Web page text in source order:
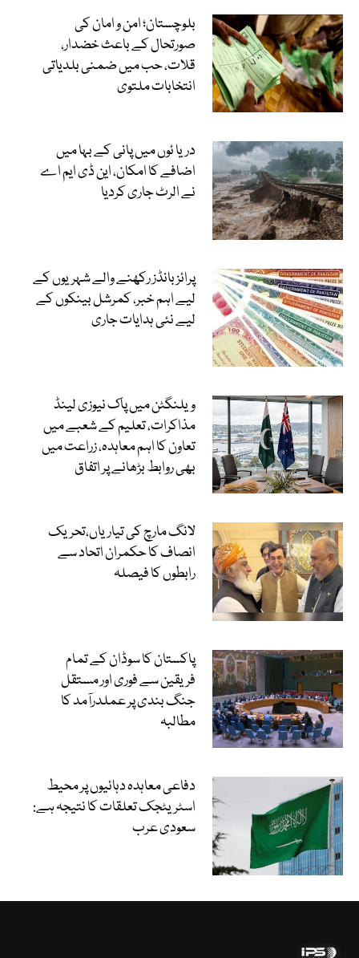
بلوچستان؛ امن و امان کی
صورتحال کے باعث خضدار،
قلات، حب میں ضمنی بلدیاتی
انتخابات ملتوی
دریا ئوں میں پانی کے بہا میں
اضافے کا امکان، این ڈی ایم اے
نے الرٹ جاری کردیا
پرائز بانڈز رکھنے والے شہریوں کے
لیے اہم خبر، کمرشل بینکوں کے
لیے نئی ہدایات جاری
ویلنگٹن میں پاک نیوزی لینڈ
مذاکرات، تعلیم کے شعبے میں
تعاون کا اہم معاہدہ، زراعت میں
بھی روابط بڑھانے پر اتفاق
لانگ مارچ کی تیاریاں،تحریک
انصاف کا حکمران اتحاد سے
رابطوں کا فیصلہ
پاکستان کا سوڈان کے تمام
فریقین سے فوری اور مستقل
جنگ بندی پر عملدرآمد کا
مطالبہ
دفاعی معاہدہ دہائیوں پر محیط
اسٹریٹجک تعلقات کا نتیجہ ہے:
سعودی عرب